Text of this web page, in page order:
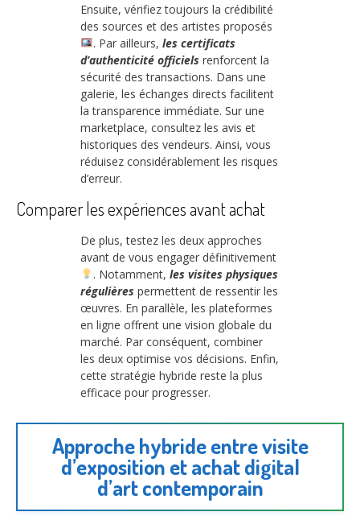
Ensuite, vérifiez toujours la crédibilité
des sources et des artistes proposés
. Par ailleurs, les certificats
d’authenticité officiels renforcent la
sécurité des transactions. Dans une
galerie, les échanges directs facilitent
la transparence immédiate. Sur une
marketplace, consultez les avis et
historiques des vendeurs. Ainsi, vous
réduisez considérablement les risques
d’erreur.
Comparer les expériences avant achat
De plus, testez les deux approches
avant de vous engager définitivement
. Notamment, les visites physiques
régulières permettent de ressentir les
œuvres. En parallèle, les plateformes
en ligne offrent une vision globale du
marché. Par conséquent, combiner
les deux optimise vos décisions. Enfin,
cette stratégie hybride reste la plus
efficace pour progresser.
Approche hybride entre visite
d’exposition et achat digital
d’art contemporain